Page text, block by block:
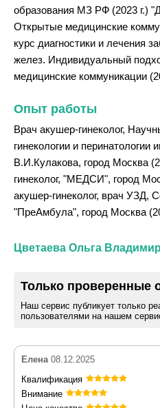
образования МЗ РФ (2023 г.)
Открытые медицинские
курс диагностики и лечения
желез. Индивидуальный
медицинские коммуникации
Опыт работы
Врач акушер-гинеколог,
гинекологии и перинатологии
В.И.Кулакова, город Москва
гинеколог, "МЕДСИ", город
акушер-гинеколог, врач УЗД,
"ПреАмбула", город Москва
Цветаева Ольга
Только проверенные
Наш сервис публикует только
пользователями на нашем
Елена 08.12.2025
Квалификация
Внимание